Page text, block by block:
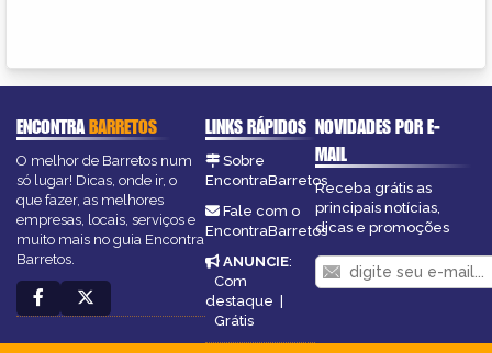
ENCONTRABARRETOS
O melhor de Barretos num
só lugar! Dicas, onde ir, o
que fazer, as melhores
empresas, locais, serviços e
muito mais no guia Encontra
Barretos.
LINKS RÁPIDOS
Sobre
EncontraBarretos
Fale com o
EncontraBarretos
ANUNCIE:
Com
destaque |
Grátis
NOVIDADES POR E-
MAIL
Receba grátis as
principais notícias,
dicas e promoções